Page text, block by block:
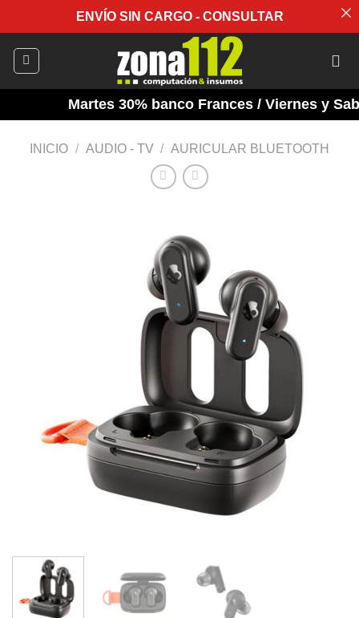
ENVÍO SIN CARGO - CONSULTAR
Martes 30% banco Frances / Viernes y
INICIO / AUDIO - TV / AURICULAR BLUETOOTH